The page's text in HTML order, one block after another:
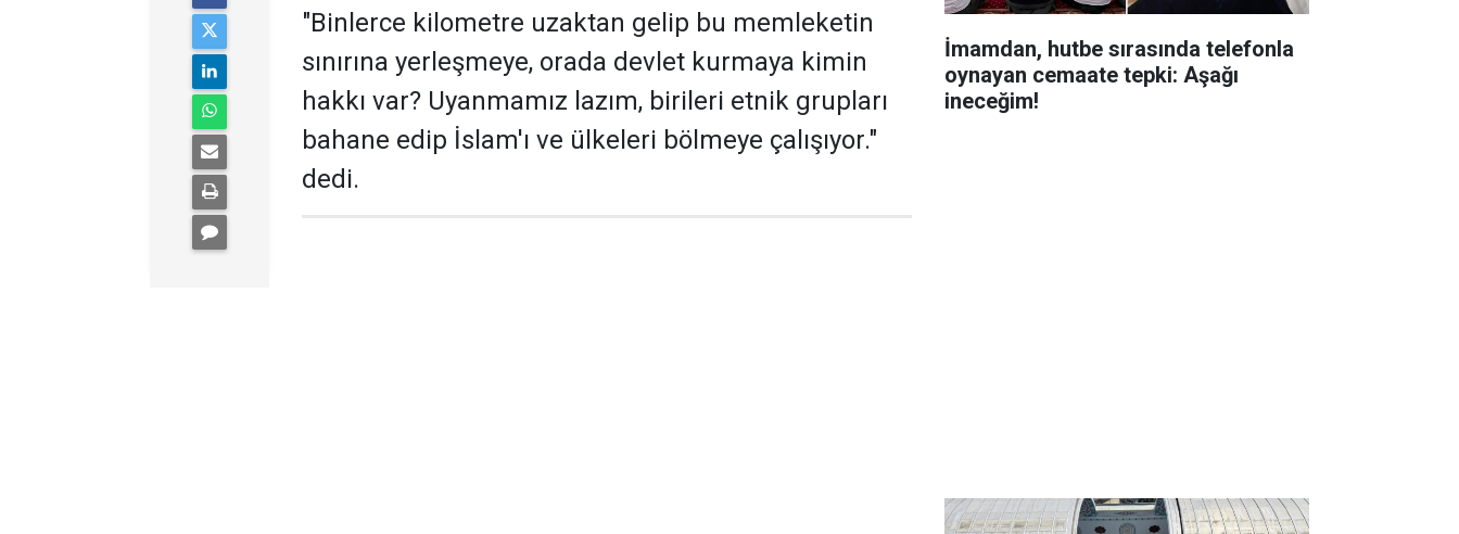
"Binlerce kilometre uzaktan gelip bu memleketin
sınırına yerleşmeye, orada devlet kurmaya kimin
hakkı var? Uyanmamız lazım, birileri etnik grupları
bahane edip İslam'ı ve ülkeleri bölmeye çalışıyor."
dedi.
İmamdan, hutbe sırasında telefonla
oynayan cemaate tepki: Aşağı
ineceğim!